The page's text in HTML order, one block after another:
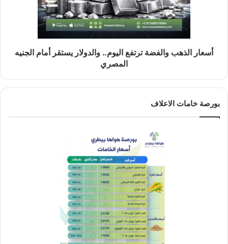
أسعار الذهب والفضة ترتفع اليوم.. والدولار يستقر أمام الجنيه
المصري
بورصة خامات الاعلاف